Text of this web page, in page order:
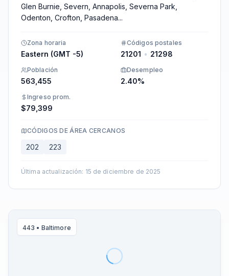
Glen Burnie, Severn, Annapolis, Severna Park,
Odenton, Crofton, Pasadena...
Zona horaria
Eastern (GMT -5)
Códigos postales
21201 • 21298
Población
563,455
Desempleo
2.40%
Ingreso prom.
$79,399
CÓDIGOS DE ÁREA CERCANOS
202 223
Última actualización: 15 de diciembre de 2025
443 • Baltimore